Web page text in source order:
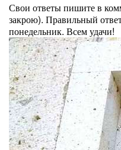
Свои ответы пишите в
закрою). Правильный
понедельник. Всем удачи!